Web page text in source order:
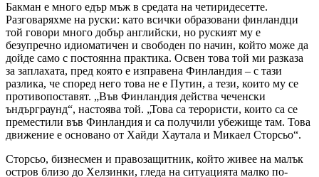
Бакман е много едър мъж в средата на четиридесетте.
Разговаряхме на руски: като всички образовани финландци
той говори много добър английски, но руският му е
безупречно идиоматичен и свободен по начин, който може да
дойде само с постоянна практика. Освен това той ми разказа
за заплахата, пред която е изправена Финландия – с тази
разлика, че според него това не е Путин, а тези, които му се
противопоставят. „Във Финландия действа чеченски
ъндърграунд“, настоява той. „Това са терористи, които са се
преместили във Финландия и са получили убежище там. Това
движение е основано от Хайди Хаутала и Микаел Сторсьо“.
Сторсьо, бизнесмен и правозащитник, който живее на малък
остров близо до Хелзинки, гледа на ситуацията малко по-